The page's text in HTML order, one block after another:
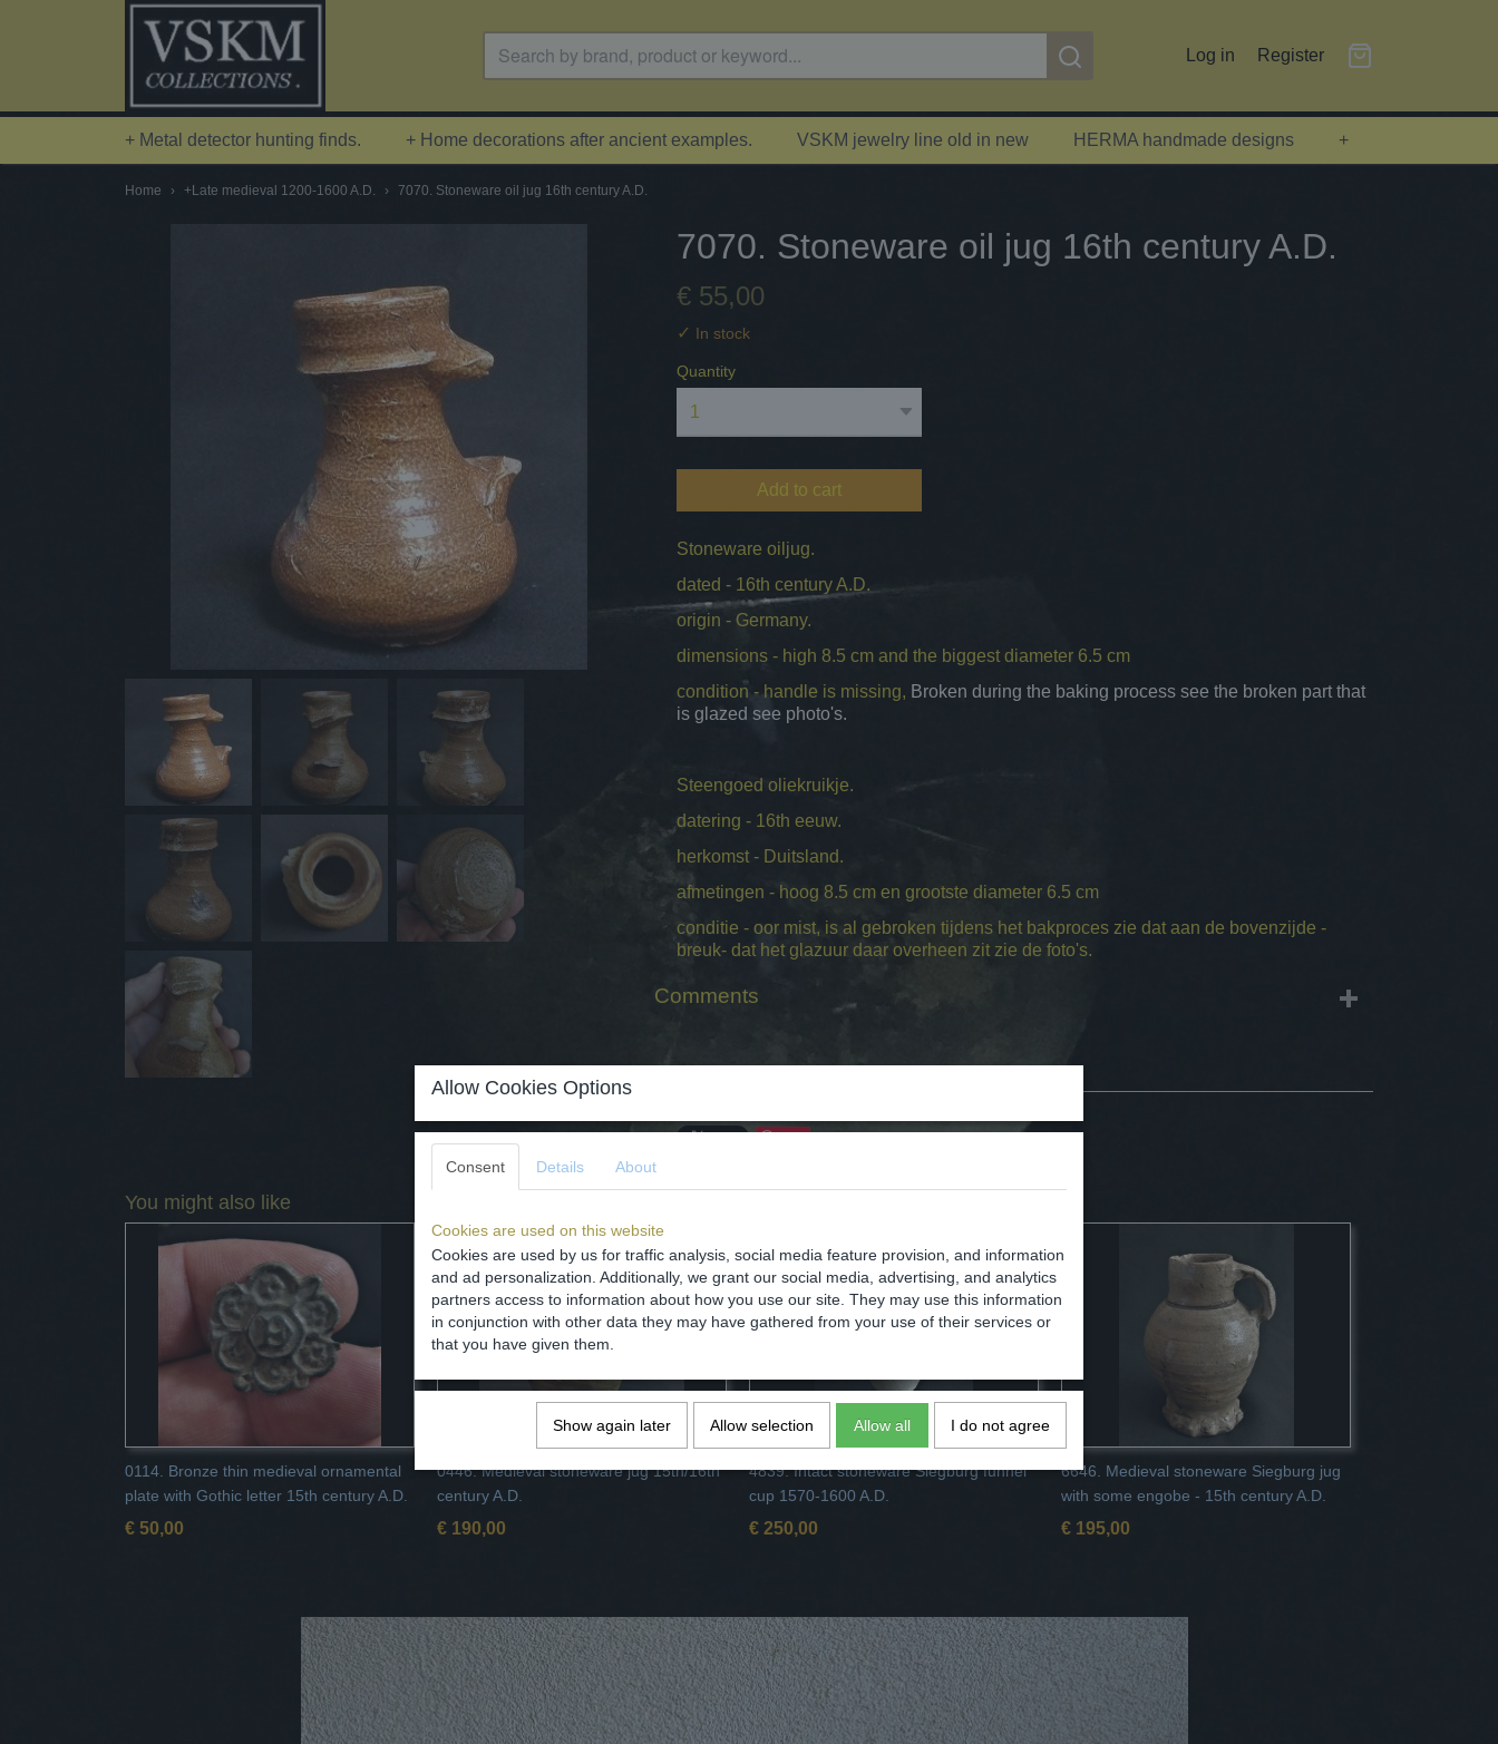
Log in Register
+ Metal detector hunting finds. + Home decorations after ancient examples. VSKM jewelry line old in new HERMA handmade designs +
Home › +Late medieval 1200-1600 A.D. › 7070. Stoneware oil jug 16th century A.D.
7070. Stoneware oil jug 16th century A.D.
€ 55,00
✓ In stock
Quantity
Add to cart
Stoneware oiljug.
dated - 16th century A.D.
origin - Germany.
dimensions - high 8.5 cm and the biggest diameter 6.5 cm
condition - handle is missing, Broken during the baking process see the broken part that
is glazed see photo's.
Steengoed oliekruikje.
datering - 16th eeuw.
herkomst - Duitsland.
afmetingen - hoog 8.5 cm en grootste diameter 6.5 cm
conditie - oor mist, is al gebroken tijdens het bakproces zie dat aan de bovenzijde -
breuk- dat het glazuur daar overheen zit zie de foto's.
Comments
Save
You might also like
0114. Bronze thin medieval ornamental
plate with Gothic letter 15th century A.D.
€ 50,00
0446. Medieval stoneware jug 15th/16th
century A.D.
€ 190,00
4839. Intact stoneware Siegburg funnel
cup 1570-1600 A.D.
€ 250,00
6646. Medieval stoneware Siegburg jug
with some engobe - 15th century A.D.
€ 195,00
Allow Cookies Options
Consent Details About
Cookies are used on this website
Cookies are used by us for traffic analysis, social media feature provision, and information
and ad personalization. Additionally, we grant our social media, advertising, and analytics
partners access to information about how you use our site. They may use this information
in conjunction with other data they may have gathered from your use of their services or
that you have given them.
Show again later Allow selection Allow all I do not agree